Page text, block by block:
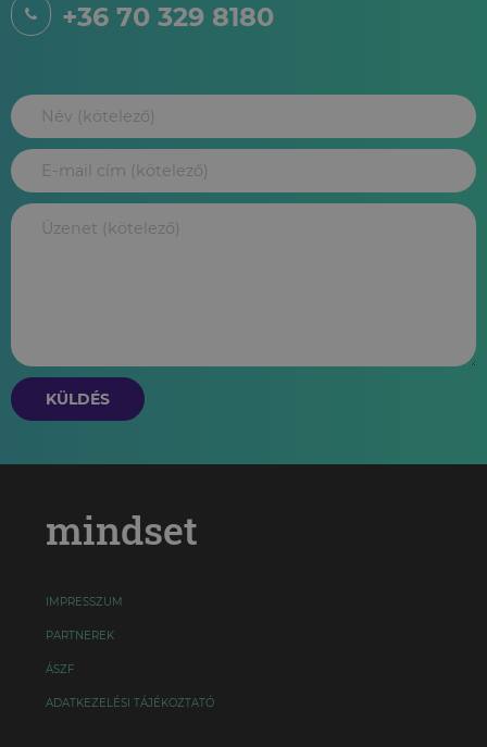
+36 70 329 8180
KÜLDÉS
mindset
IMPRESSZUM
PARTNEREK
ÁSZF
ADATKEZELÉSI TÁJÉKOZTATÓ